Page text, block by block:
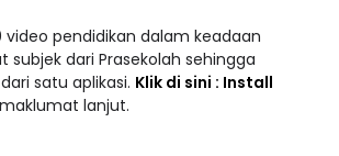
video pendidikan dalam keadaan
subjek dari Prasekolah sehingga
satu aplikasi. Klik di sini : Install
lanjut.